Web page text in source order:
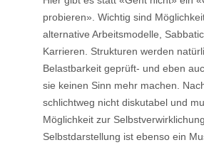
probieren». Wichtig sind
alternative Arbeitsmodelle,
Karrieren. Strukturen werden
Belastbarkeit geprüft- und eben
sie keinen Sinn mehr machen.
schlichtweg nicht diskutabel und
Möglichkeit zur
Selbstdarstellung ist ebenso ein